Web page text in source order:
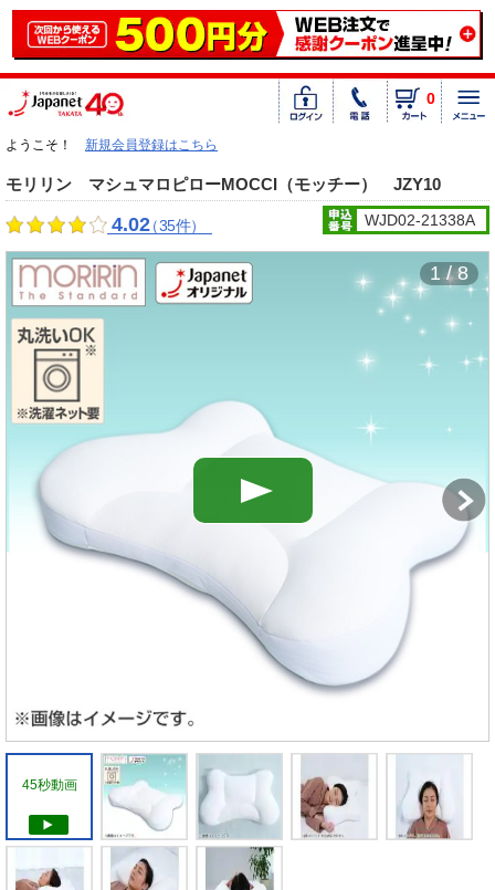
0
ようこそ！ 新規会員登録はこちら
モリリン マシュマロピローMOCCI（モッチー） JZY10
4.02（35件） WJD02-21338A
1 / 8
45秒動画